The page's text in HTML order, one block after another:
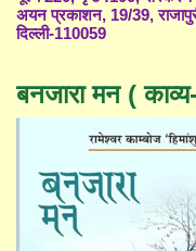
अयन प्रकाशन, 19/39,
दिल्ली-110059
बनजारा मन (